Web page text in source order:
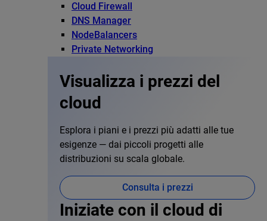
Cloud Firewall
DNS Manager
NodeBalancers
Private Networking
Visualizza i prezzi del
cloud
Esplora i piani e i prezzi più adatti alle tue
esigenze — dai piccoli progetti alle
distribuzioni su scala globale.
Consulta i prezzi
Iniziate con il cloud di